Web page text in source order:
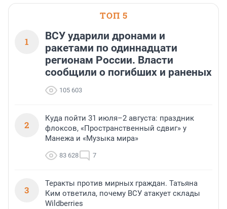
ТОП 5
1
ВСУ ударили дронами и
ракетами по одиннадцати
регионам России. Власти
сообщили о погибших и раненых
105 603
2
Куда пойти 31 июля–2 августа: праздник
флоксов, «Пространственный сдвиг» у
Манежа и «Музыка мира»
83 628 7
3
Теракты против мирных граждан. Татьяна
Ким ответила, почему ВСУ атакует склады
Wildberries